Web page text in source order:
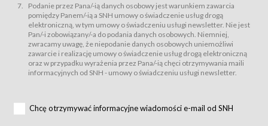
Usługobiorca przed rozpoczęciem korzystania z Serwisu jest zobowiązany
zapoznać się z Regulaminem. Założenie konta w Serwisie oraz zamówienie
usługi newsletter za pośrednictwem przeznaczonego do tego formularza
zamieszczonego na stronach Serwisu dostępnych dla wszystkich
Usługobiorców wymaga akceptacji postanowień Regulaminu.
Usługobiorca zobowiązany jest do przestrzegania postanowień Regulaminu
od chwili rozpoczęcia korzystania z Serwisu.
Regulamin jest udostępniony Usługobiorcom nieodpłatnie za
Warunki techniczne korzystania z Usług
Podanie przez Pana/-ią danych osobowy jest warunkiem zawarcia
pomiędzy Panem/-ią a SNH umowy o świadczenie usług drogą
elektroniczną, w tym umowy o świadczeniu usługi newsletter. Nie jest
Pan/-i zobowiązany/-a do podania danych osobowych. Niemniej,
zwracamy uwagę, że niepodanie danych osobowych uniemożliwi
zawarcie i realizację umowy o świadczenie usług drogą elektroniczną
oraz w przypadku wyrażenia przez Pana/-ią chęci otrzymywania maili
informacyjnych od SNH - umowy o świadczeniu usługi newsletter.
Chcę otrzymywać informacyjne wiadomości e-mail od SNH